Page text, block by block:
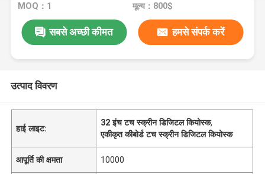
MOQ：1 मूल्य：800$
सबसे अच्छी कीमत हमसे संपर्क करें
उत्पाद विवरण
हाई लाइट:
32 इंच टच स्क्रीन डिजिटल कियोस्क,
एकीकृत कीबोर्ड टच स्क्रीन डिजिटल कियोस्क
आपूर्ति की क्षमता 10000